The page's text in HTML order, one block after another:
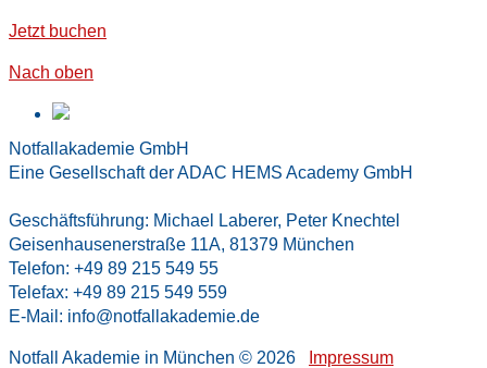
Jetzt buchen
Nach oben
Notfallakademie GmbH
Eine Gesellschaft der ADAC HEMS Academy GmbH
Geschäftsführung: Michael Laberer, Peter Knechtel
Geisenhausenerstraße 11A, 81379 München
Telefon: +49 89 215 549 55
Telefax: +49 89 215 549 559
E-Mail: info@notfallakademie.de
Notfall Akademie in München © 2026 Impressum